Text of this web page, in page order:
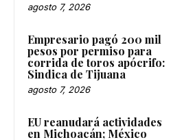
agosto 7, 2026
Empresario pagó 200 mil
pesos por permiso para
corrida de toros apócrifo:
Sindica de Tijuana
agosto 7, 2026
EU reanudará actividades
en Michoacán; México